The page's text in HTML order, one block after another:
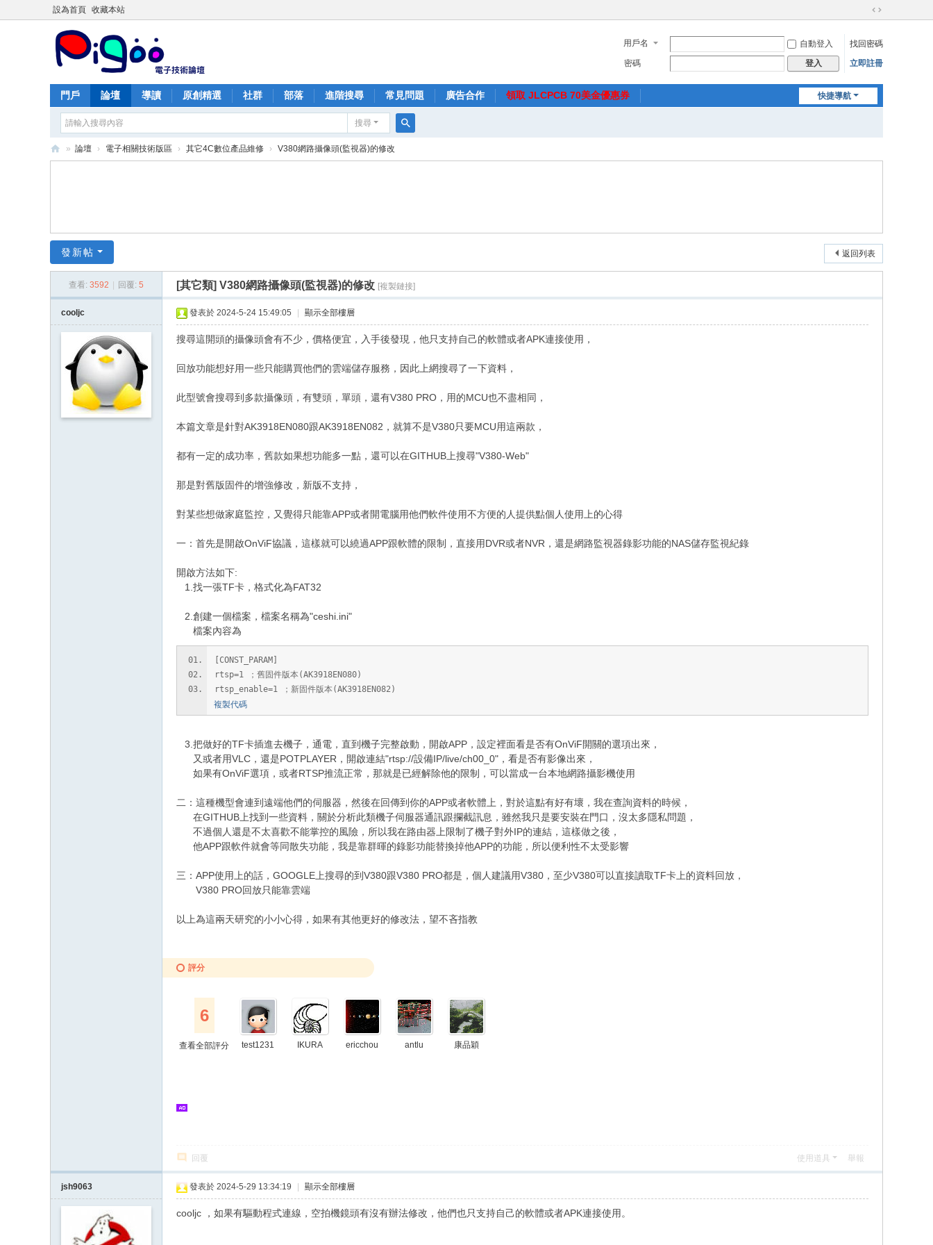
設為首頁 收藏本站
切
到
寬
用戶名 自動登入
找回密碼
密碼
登入 立即註冊
快捷導航
門戶 論壇 導讀 原創精選 社群 部落 進階搜尋 常見問題 廣告合作 領取 JLCPCB 70美金優惠券
搜尋
尋
酷
» 論壇 › 電子相關技術版區 › 其它4C數位產品維修 › V380網路攝像頭(監視器)的修改
返回列表
發新帖
查看: 3592 回覆: 5 [其它類] V380網路攝像頭(監視器)的修改 [複製鏈接]
cooljc 發表於 2024-5-24 15:49:05 顯示全部樓層
搜尋這開頭的攝像頭會有不少，價格便宜，入手後發現，他只支持自己的軟體或者APK連接使用，
回放功能想好用一些只能購買他們的雲端儲存服務，因此上網搜尋了一下資料，
此型號會搜尋到多款攝像頭，有雙頭，單頭，還有V380 PRO，用的MCU也不盡相同，
本篇文章是針對AK3918EN080跟AK3918EN082，就算不是V380只要MCU用這兩款，
都有一定的成功率，舊款如果想功能多一點，還可以在GITHUB上搜尋"V380-Web"
那是對舊版固件的增強修改，新版不支持，
對某些想做家庭監控，又覺得只能靠APP或者開電腦用他們軟件使用不方便的人提供點個人使用上的心得
一：首先是開啟OnViF協議，這樣就可以繞過APP跟軟體的限制，直接用DVR或者NVR，還是網路監視器錄影功能的NAS儲存監視紀錄
開啟方法如下:
1.找一張TF卡，格式化為FAT32
2.創建一個檔案，檔案名稱為"ceshi.ini"
檔案內容為
[CONST_PARAM]
rtsp=1 ；舊固件版本(AK3918EN080)
rtsp_enable=1 ；新固件版本(AK3918EN082)
複製代碼
3.把做好的TF卡插進去機子，通電，直到機子完整啟動，開啟APP，設定裡面看是否有OnViF開關的選項出來，
又或者用VLC，還是POTPLAYER，開啟連結"rtsp://設備IP/live/ch00_0"，看是否有影像出來，
如果有OnViF選項，或者RTSP推流正常，那就是已經解除他的限制，可以當成一台本地網路攝影機使用
二：這種機型會連到遠端他們的伺服器，然後在回傳到你的APP或者軟體上，對於這點有好有壞，我在查詢資料的時候，
在GITHUB上找到一些資料，關於分析此類機子伺服器通訊跟攔截訊息，雖然我只是要安裝在門口，沒太多隱私問題，
不過個人還是不太喜歡不能掌控的風險，所以我在路由器上限制了機子對外IP的連結，這樣做之後，
他APP跟軟件就會等同散失功能，我是靠群暉的錄影功能替換掉他APP的功能，所以便利性不太受影響
三：APP使用上的話，GOOGLE上搜尋的到V380跟V380 PRO都是，個人建議用V380，至少V380可以直接讀取TF卡上的資料回放，
V380 PRO回放只能靠雲端
以上為這兩天研究的小小心得，如果有其他更好的修改法，望不吝指教
評分
6
查看全部評分 test1231 IKURA ericchou antlu 康品穎
回覆 使用道具 舉報
jsh9063 發表於 2024-5-29 13:34:19 顯示全部樓層
cooljc ，如果有驅動程式連線，空拍機鏡頭有沒有辦法修改，他們也只支持自己的軟體或者APK連接使用。